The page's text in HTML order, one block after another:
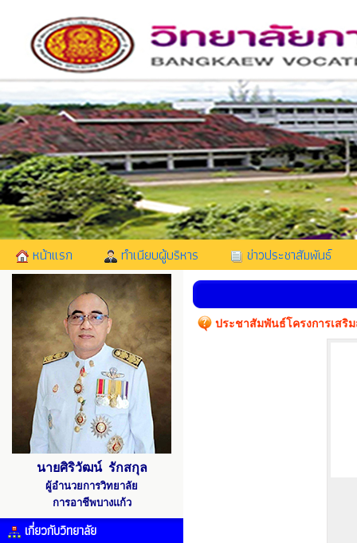
หน้าแรก ทำเนียบผู้บริหาร ข่าวประชาสัมพันธ์
นายศิริวัฒน์ รักสกุล
ผู้อำนวยการวิทยาลัย
การอาชีพบางแก้ว
เกี่ยวกับวิทยาลัย
ประชาสัมพันธ์โครงการเสริ